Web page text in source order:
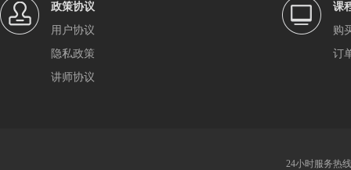
政策协议
用户协议
隐私政策
讲师协议
课
购
订
24小时服务热